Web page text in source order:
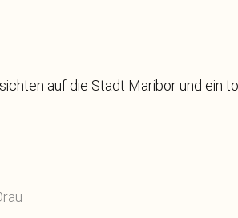
auf die Stadt Maribor und ein